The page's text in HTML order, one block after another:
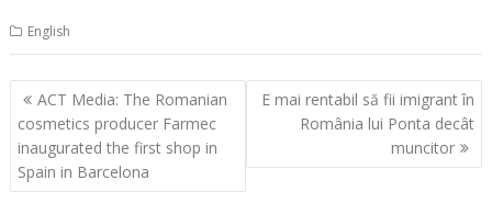
English
Navigare
în
articole
ACT Media: The Romanian
cosmetics producer Farmec
inaugurated the first shop in
Spain in Barcelona
E mai rentabil să fii imigrant în
România lui Ponta decât
muncitor